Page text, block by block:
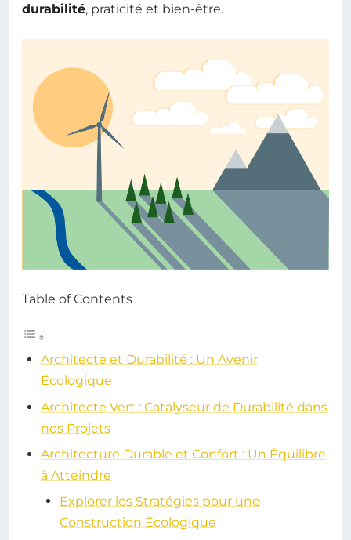
durabilité, praticité et bien-être.
Table of Contents
Architecte et Durabilité : Un Avenir
Écologique
Architecte Vert : Catalyseur de Durabilité dans
nos Projets
Architecture Durable et Confort : Un Équilibre
à Atteindre
Explorer les Stratégies pour une
Construction Écologique